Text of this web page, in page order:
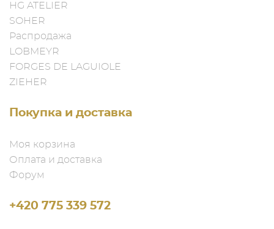
HG ATELIER
SOHER
Распродажа
LOBMEYR
FORGES DE LAGUIOLE
ZIEHER
Покупка и доставка
Моя корзина
Оплата и доставка
Форум
+420 775 339 572